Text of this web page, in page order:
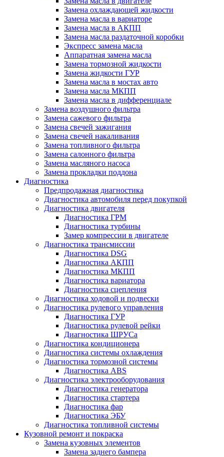
Замена охлаждающей жидкости
Замена масла в вариаторе
Замена масла в АКПП
Замена масла раздаточной коробки
Экспресс замена масла
Аппаратная замена масла
Замена тормозной жидкости
Замена жидкости ГУР
Замена масла в мостах авто
Замена масла МКПП
Замена масла в дифференциале
Замена воздушного фильтра
Замена сажевого фильтра
Замена свечей зажигания
Замена свечей накаливания
Замена топливного фильтра
Замена салонного фильтра
Замена масляного насоса
Замена прокладки поддона
Диагностика
Предпродажная диагностика
Диагностика автомобиля перед покупкой
Диагностика двигателя
Диагностика ГРМ
Диагностика турбины
Замер компрессии в двигателе
Диагностика трансмиссии
Диагностика DSG
Диагностика АКПП
Диагностика МКПП
Диагностика вариатора
Диагностика сцепления
Диагностика ходовой и подвески
Диагностика рулевого управления
Диагностика ГУР
Диагностика рулевой рейки
Диагностика ШРУСа
Диагностика кондиционера
Диагностика системы охлаждения
Диагностика тормозной системы
Диагностика ABS
Диагностика электрооборудования
Диагностика генератора
Диагностика стартера
Диагностика фар
Диагностика ЭБУ
Диагностика топливной системы
Кузовной ремонт и покраска
Замена кузовных элементов
Замена заднего бампера